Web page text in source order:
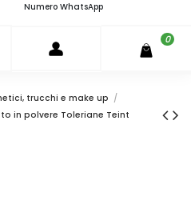
Numero WhatsApp
0
trucchi e make up
in polvere Toleriane Teint